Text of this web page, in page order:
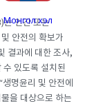
Монгол хэл
인간 또는
안전의 확보가
결과에 대한 조사,
수 있도록 설치된
명윤리 및 안전에
을 대상으로 하는